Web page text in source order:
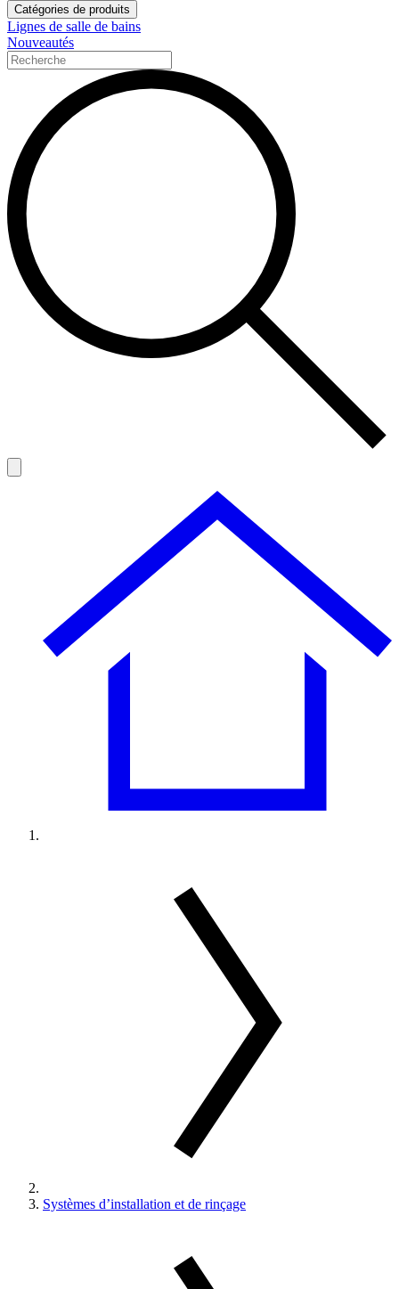
Catégories de produits
Lignes de salle de bains
Nouveautés
Systèmes d’installation et de rinçage